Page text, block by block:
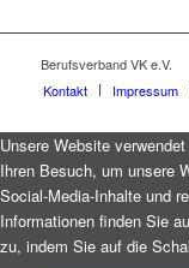
Berufsverband VK e.V.
Kontakt
Impressum
Unsere Website
Ihren Besuch, um unsere
Social-Media-Inhalte und
Informationen finden Sie
zu, indem Sie auf die